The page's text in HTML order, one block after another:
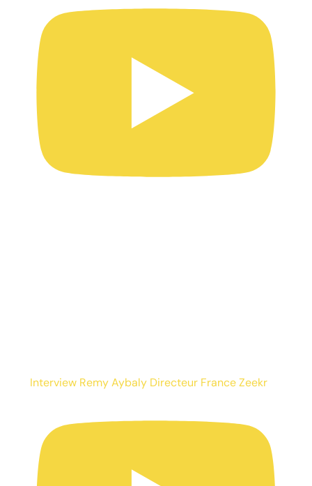
Interview Remy Aybaly Directeur France Zeekr